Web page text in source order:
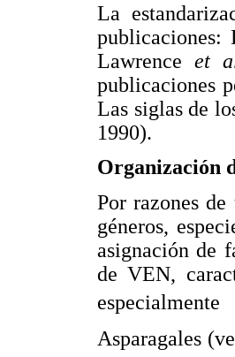
La
publicaciones:
Lawrence et
publicaciones
Las siglas de
1990).
Organización
Por razones
géneros,
asignación de
de VEN,
Asparagales